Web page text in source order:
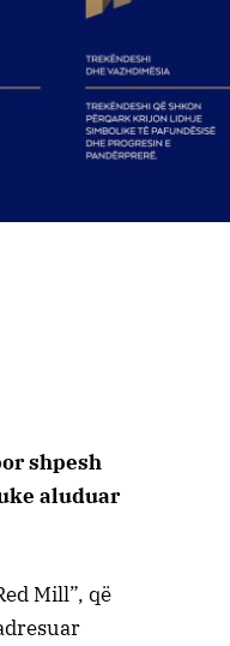
shpesh
aluduar
Mill”, që